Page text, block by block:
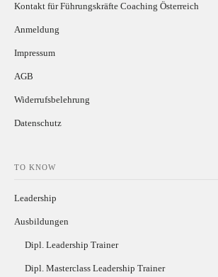
Kontakt für Führungskräfte Coaching Österreich
Anmeldung
Impressum
AGB
Widerrufsbelehrung
Datenschutz
TO KNOW
Leadership
Ausbildungen
Dipl. Leadership Trainer
Dipl. Masterclass Leadership Trainer